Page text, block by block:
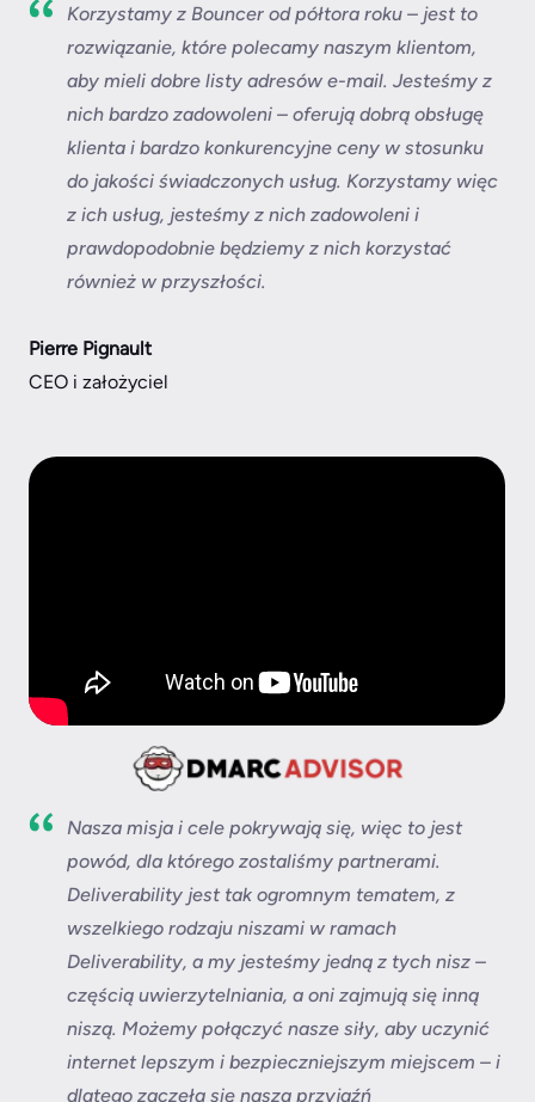
Korzystamy z Bouncer od półtora roku – jest to
rozwiązanie, które polecamy naszym klientom,
aby mieli dobre listy adresów e-mail. Jesteśmy z
nich bardzo zadowoleni – oferują dobrą obsługę
klienta i bardzo konkurencyjne ceny w stosunku
do jakości świadczonych usług. Korzystamy więc
z ich usług, jesteśmy z nich zadowoleni i
prawdopodobnie będziemy z nich korzystać
również w przyszłości.
Pierre Pignault
CEO i założyciel
Nasza misja i cele pokrywają się, więc to jest
powód, dla którego zostaliśmy partnerami.
Deliverability jest tak ogromnym tematem, z
wszelkiego rodzaju niszami w ramach
Deliverability, a my jesteśmy jedną z tych nisz –
częścią uwierzytelniania, a oni zajmują się inną
niszą. Możemy połączyć nasze siły, aby uczynić
internet lepszym i bezpieczniejszym miejscem – i
dlatego zaczęła się nasza przyjaźń